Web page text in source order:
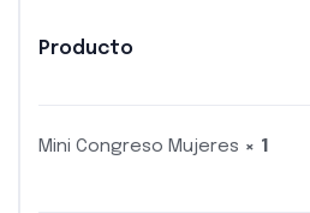
Producto
Mini Congreso Mujeres × 1